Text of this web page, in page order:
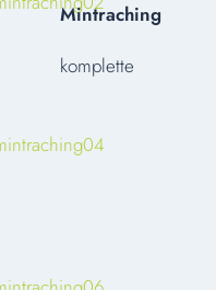
Mintraching
komplette